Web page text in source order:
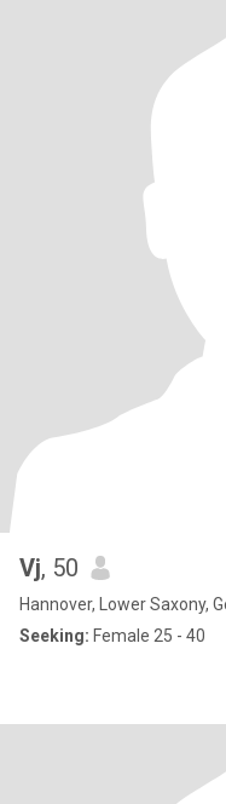
Vj, 50
Hannover, Lower Saxony,
Seeking: Female 25 - 40